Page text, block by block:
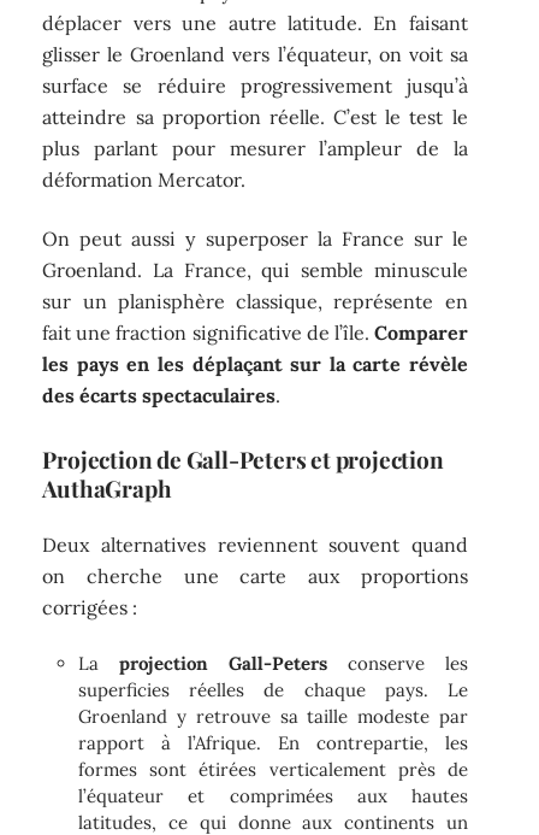
déplacer vers une autre latitude. En faisant
glisser le Groenland vers l’équateur, on voit sa
surface se réduire progressivement jusqu’à
atteindre sa proportion réelle. C’est le test le
plus parlant pour mesurer l’ampleur de la
déformation Mercator.
On peut aussi y superposer la France sur le
Groenland. La France, qui semble minuscule
sur un planisphère classique, représente en
fait une fraction significative de l’île. Comparer
les pays en les déplaçant sur la carte révèle
des écarts spectaculaires.
Projection de Gall-Peters et projection
AuthaGraph
Deux alternatives reviennent souvent quand
on cherche une carte aux proportions
corrigées :
Laprojection Gall-Peters conserve les
superficies réelles de chaque pays. Le
Groenland y retrouve sa taille modeste par
rapport à l’Afrique. En contrepartie, les
formes sont étirées verticalement près de
l’équateur et comprimées aux hautes
latitudes, ce qui donne aux continents un